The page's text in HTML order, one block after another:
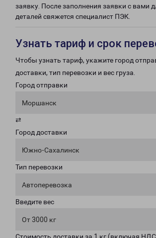
заявку. После заполнения заявки с вами
деталей свяжется специалист ПЭК.
Узнать тариф и срок
Чтобы узнать тариф, укажите город
доставки, тип перевозки и вес груза.
Город отправки
Моршанск
⇄
Город доставки
Южно-Сахалинск
Тип перевозки
Автоперевозка
Введите вес
От 3000 кг